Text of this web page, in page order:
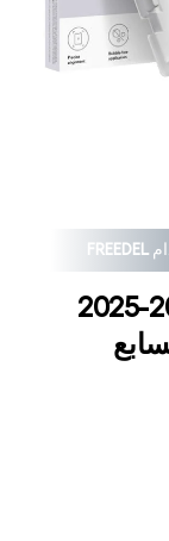
FREEDEL
فوق
شاشة ESR ايباد اير بوصة 2024-2025